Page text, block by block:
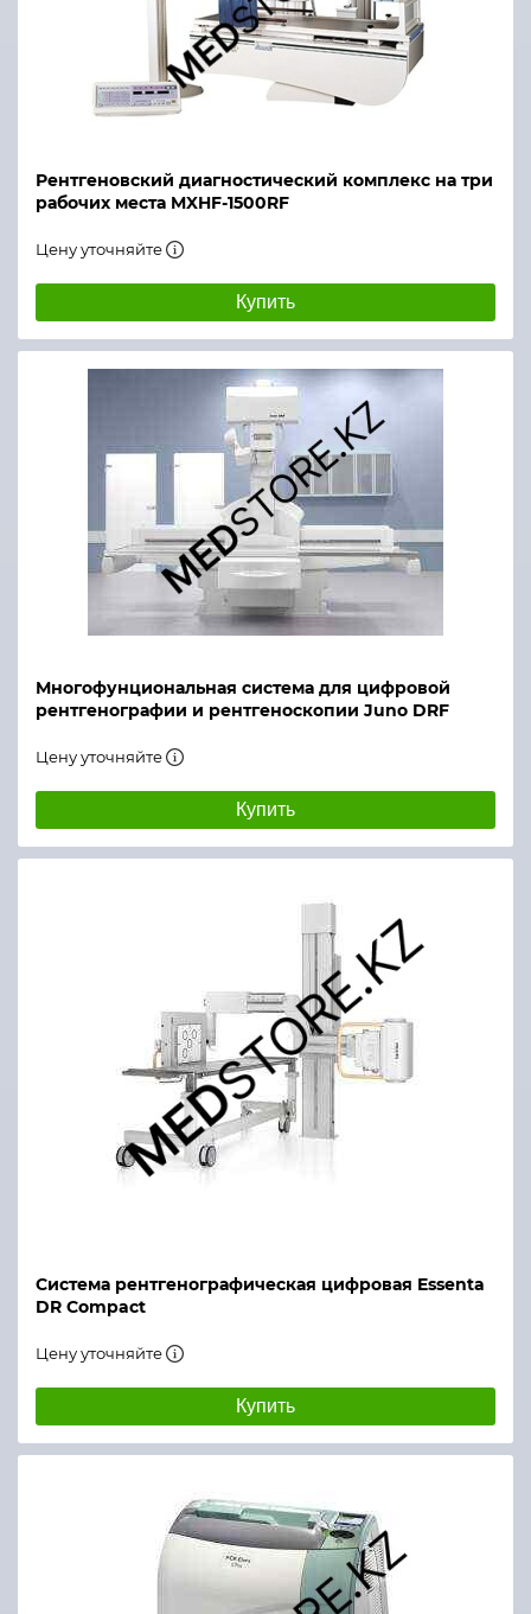
Рентгеновский диагностический комплекс на три
рабочих места MXHF-1500RF
Цену уточняйте
Купить
Многофунциональная система для цифровой
рентгенографии и рентгеноскопии Juno DRF
Цену уточняйте
Купить
Система рентгенографическая цифровая Essenta
DR Compact
Цену уточняйте
Купить